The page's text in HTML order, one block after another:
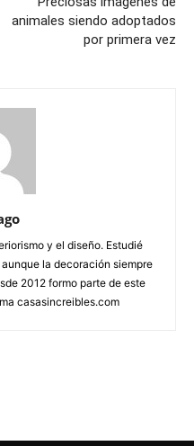
animales siendo adoptados
por primera vez
y el diseño. Estudié
la decoración siempre
2012 formo parte de este
casasincreibles.com